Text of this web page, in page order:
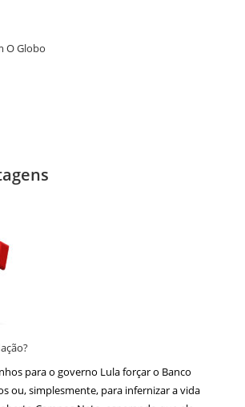
O Globo
para o governo Lula forçar o Banco
ou, simplesmente, para infernizar a vida